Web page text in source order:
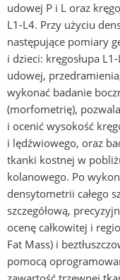
udowej P i L oraz
L1-L4. Przy użyciu
następujące pomiary
i dzieci: kręgosłupa
udowej,
wykonać badanie
(morfometrię),
i ocenić wysokość
i lędźwiowego, oraz
tkanki kostnej w
kolanowego. Po
densytometrii całego
szczegółową,
ocenę całkowitej i
Fat Mass) i
pomocą